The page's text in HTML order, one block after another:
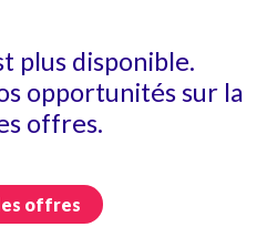
plus disponible.
opportunités sur la
offres.
offres